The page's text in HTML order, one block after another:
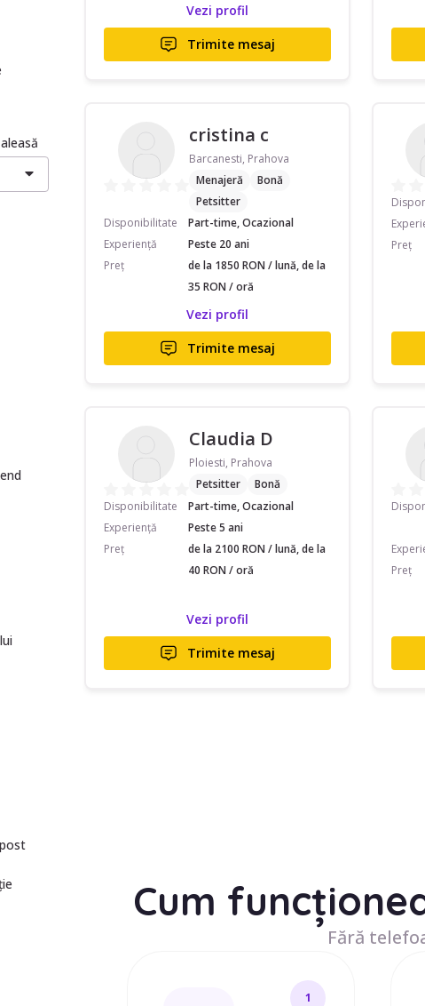
Vezi profil
Trimite mesaj
cristina c
Barcanesti, Prahova
Menajeră
Bonă
Petsitter
Disponibilitate
Part-time, Ocazional
Experiență
Peste 20 ani
Preț
de la 1850 RON / lună, de la
35 RON / oră
Vezi profil
Trimite mesaj
Preț
Claudia D
Ploiesti, Prahova
Petsitter
Bonă
Disponibilitate
Part-time, Ocazional
Experiență
Peste 5 ani
Preț
de la 2100 RON / lună, de la
40 RON / oră
Vezi profil
Trimite mesaj
Preț
Cum
Fără
1